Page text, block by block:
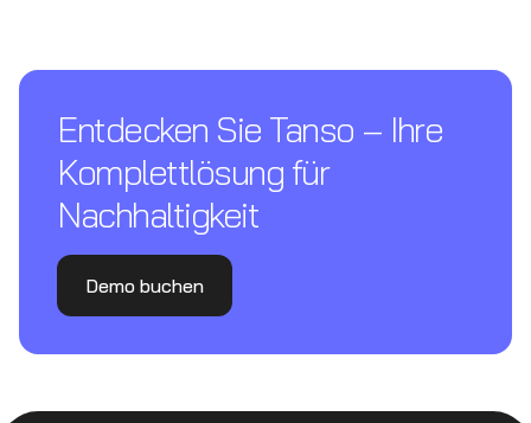
Entdecken Sie Tanso – Ihre
Komplettl­ösung für
Nachhaltigkeit
Demo buchen